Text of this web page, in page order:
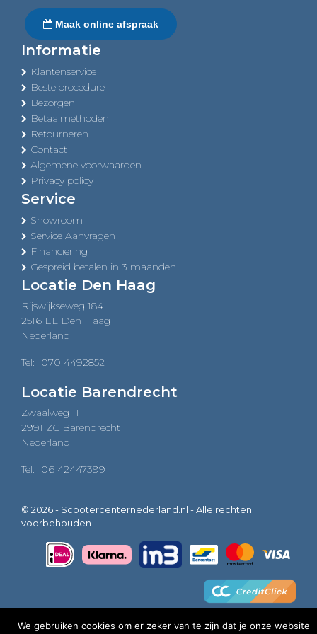
Maak online afspraak
Informatie
Klantenservice
Bestelprocedure
Bezorgen
Betaalmethoden
Retourneren
Contact
Algemene voorwaarden
Privacy policy
Service
Showroom
Service Aanvragen
Financiering
Gespreid betalen in 3 maanden
Locatie Den Haag
Rijswijkseweg 184
2516 EL Den Haag
Nederland
Tel: 070 4492852
Locatie Barendrecht
Zwaalweg 11
2991 ZC Barendrecht
Nederland
Tel: 06 42447399
© 2026 - Scootercenternederland.nl - Alle rechten
voorbehouden
We gebruiken cookies om er zeker van te zijn dat je onze website